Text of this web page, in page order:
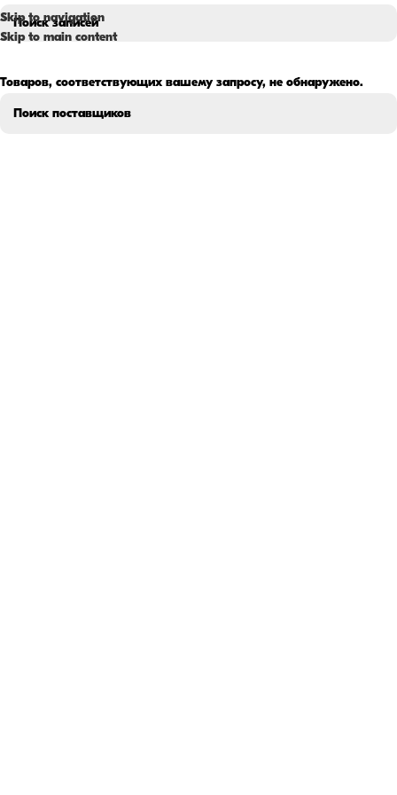
Skip to navigation
Skip to main content
Товаров, соответствующих вашему запросу, не обнаружено.